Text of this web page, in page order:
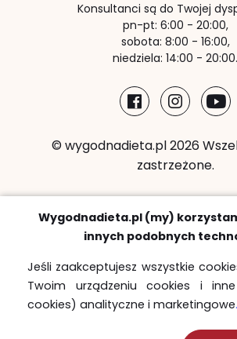
Konsultanci są do Twojej
pn-pt: 6:00 - 20:00,
sobota: 8:00 - 16:00,
niedziela: 14:00 - 20:00.
© wygodnadieta.pl 2026
zastrzeżone.
Metody płatności:
Strefy bezpłatnych
Wygodnadieta.pl (my)
innych podobnych
Jeśli zaakceptujesz wszystkie
Twoim urządzeniu cookies i
cookies) analityczne i marketingowe